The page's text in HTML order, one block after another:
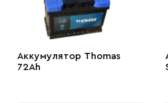
Аккумулятор Thomas
72Ah